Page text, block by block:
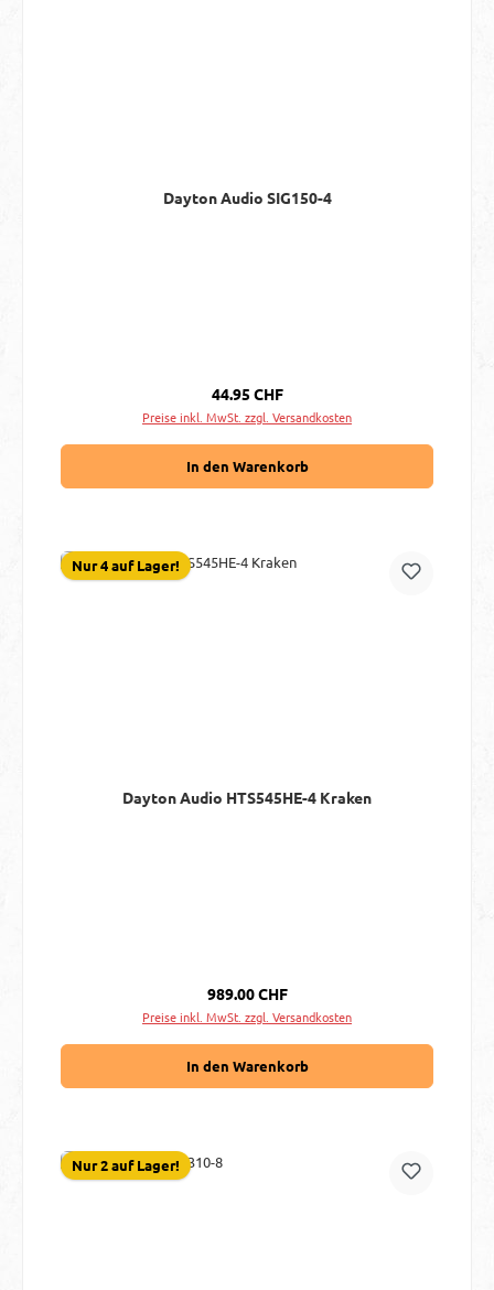
Dayton Audio SIG150-4
Regulärer Preis:
44.95 CHF
Preise inkl. MwSt. zzgl. Versandkosten
In den Warenkorb
Nur 4 auf Lager!
Dayton Audio HTS545HE-4 Kraken
Regulärer Preis:
989.00 CHF
Preise inkl. MwSt. zzgl. Versandkosten
In den Warenkorb
Nur 2 auf Lager!